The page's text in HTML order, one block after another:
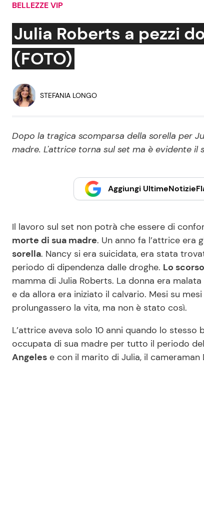
Social News
News dal mondo
Mondo
News
Viaggi e
BELLEZZE VIP
Julia Roberts a pezzi
(FOTO)
STEFANIA LONGO
Dopo la tragica scomparsa della sorella per
madre. L'attrice torna sul set ma è evidente
Aggiungi
Il lavoro sul set non potrà che essere di
morte di sua madre. Un anno fa l’attrice era
sorella. Nancy si era suicidata, era stata
periodo di dipendenza dalle droghe. Lo
mamma di Julia Roberts. La donna era
e da allora era iniziato il calvario. Mesi su
prolungassero la vita, ma non è stato così.
L’attrice aveva solo 10 anni quando lo
occupata di sua madre per tutto il periodo
Angeles e con il marito di Julia, il cameraman